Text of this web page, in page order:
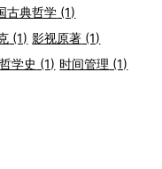
古典哲学 (1)
(1) 影视原著 (1)
学史 (1) 时间管理 (1)